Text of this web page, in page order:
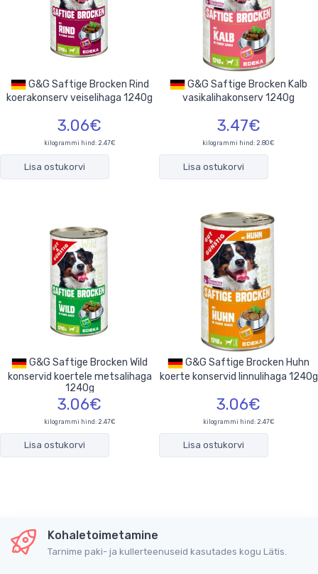
G&G Saftige Brocken Rind
koerakonserv veiselihaga 1240g
3.06€
kilogrammi hind: 2.47€
Lisa ostukorvi
vasikalihakonserv 1240g
3.47€
kilogrammi hind: 2.80€
Lisa ostukorvi
konservid koertele metsalihaga
1240g
3.06€
kilogrammi hind: 2.47€
Lisa ostukorvi
koerte konservid linnulihaga 1240g
3.06€
kilogrammi hind: 2.47€
Lisa ostukorvi
Kohaletoimetamine
Tarnime paki- ja kullerteenuseid kasutades kogu Lätis.